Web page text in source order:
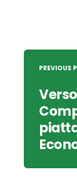
Post
PREVIOUS